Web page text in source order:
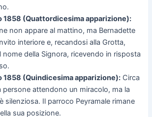
1858 (Quattordicesima apparizione):
non appare al mattino, ma Bernadette
interiore e, recandosi alla Grotta,
nome della Signora, ricevendo in risposta
1858 (Quindicesima apparizione): Circa
persone attendono un miracolo, ma la
silenziosa. Il parroco Peyramale rimane
sua posizione.